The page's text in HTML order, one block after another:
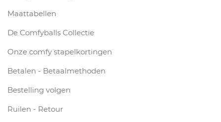
Maattabellen
De Comfyballs Collectie
Onze comfy stapelkortingen
Betalen - Betaalmethoden
Bestelling volgen
Ruilen - Retour